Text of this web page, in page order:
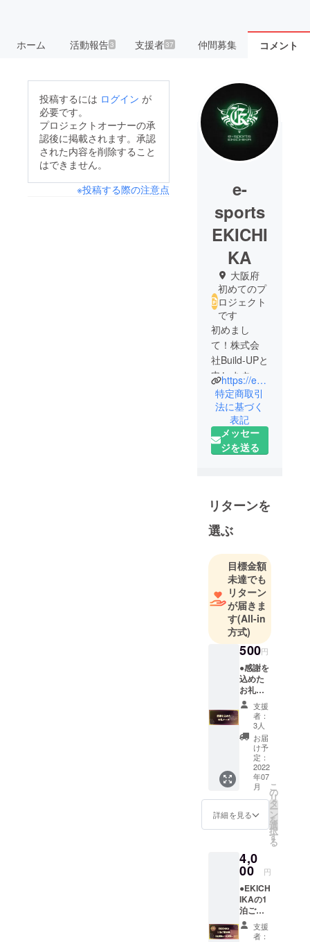
ホーム 活動報告3 支援者37 仲間募集 コメント
投稿するには ログイン が
必要です。
プロジェクトオーナーの承
認後に掲載されます。承認
された内容を削除すること
はできません。
※投稿する際の注意点
e-
sports
EKICHI
KA
大阪府
初めてのプ
ロジェクト
です
初めまし
て！株式会
社Build-UPと
申します！
弊社は大阪
市を中心に
酒販業、ホ
テル業を運
営しており
影響で、運
営している
ホテルが大
ました。
この厳しい
状況ではあ
りますが、
ホテル内の2
フロアを大
改装し、ハ
イスペック
PC50台を導
入した大阪
長堀橋初と
なる大型e-
sports施設を
オープン致
します！
コロナ禍の
自粛中に出
ムで、助け
られ、元気
をもらいま
した！
ゲームは素
晴らしいと
https://esports-ekichika.net/
特定商取引
法に基づく
表記
メッセー
ジを送る
リターンを
選ぶ
目標金額
未達でも
リターン
が届きま
す(All-in
方式)
500円
●感謝を
込めた
お礼の
メール
をお送
りさせ
て頂き
ます。
※いただ
いたご
支援金
は、リ
ターン
費用が
かから
ない
サービ
ス 手数
料を除
いて全
て大切
に活動
内容に
活用さ
支援
者：
3人
お届
け予
定：
2022
年07
月
詳細を見る
こ
の
リ
タ
ー
ン
を
選
択
す
る
4,0
00 円
●EKICH
IKAの1
泊ご宿
泊券1名
様分支援
者：